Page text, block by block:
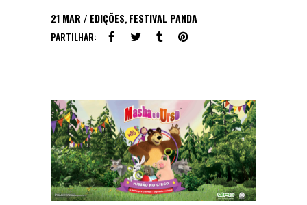
21 MAR EDIÇÕES,FESTIVAL PANDA
PARTILHAR: